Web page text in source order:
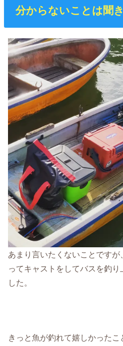
分からないことは聞
あまり言いたくないことです
ってキャストをしてバスを釣り
した。
きっと魚が釣れて嬉しかったこ